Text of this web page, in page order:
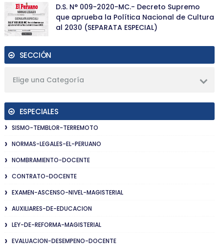
D.S. N° 009-2020-MC.- Decreto Supremo
que aprueba la Política Nacional de Cultura
al 2030 (SEPARATA ESPECIAL)
SECCIÓN
Elige una Categoría
ESPECIALES
SISMO-TEMBLOR-TERREMOTO
NORMAS-LEGALES-EL-PERUANO
NOMBRAMIENTO-DOCENTE
CONTRATO-DOCENTE
EXAMEN-ASCENSO-NIVEL-MAGISTERIAL
AUXILIARES-DE-EDUCACION
LEY-DE-REFORMA-MAGISTERIAL
EVALUACION-DESEMPENO-DOCENTE